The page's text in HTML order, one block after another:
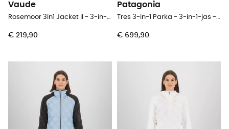
Vaude
Rosemoor 3in1 Jacket II - 3-in-1-jas - Dames
€ 219,90
Patagonia
Tres 3-in-1 Parka - 3-in-1-jas - Dames
€ 699,90